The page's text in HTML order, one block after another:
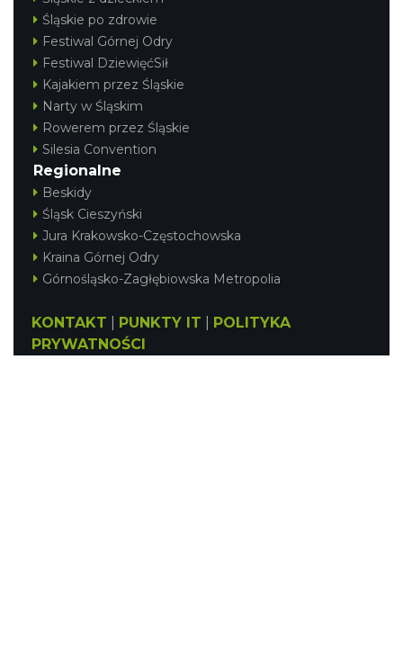
Śląskie po zdrowie
Festiwal Górnej Odry
Festiwal DziewięćSił
Kajakiem przez Śląskie
Narty w Śląskim
Rowerem przez Śląskie
Silesia Convention
Regionalne
Beskidy
Śląsk Cieszyński
Jura Krakowsko-Częstochowska
Kraina Górnej Odry
Górnośląsko-Zagłębiowska Metropolia
KONTAKT PUNKTY IT
POLITYKA
PRYWATNOŚCI